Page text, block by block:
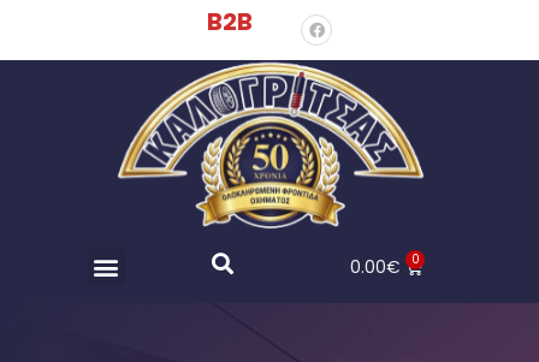
B2B
0.00€ 0